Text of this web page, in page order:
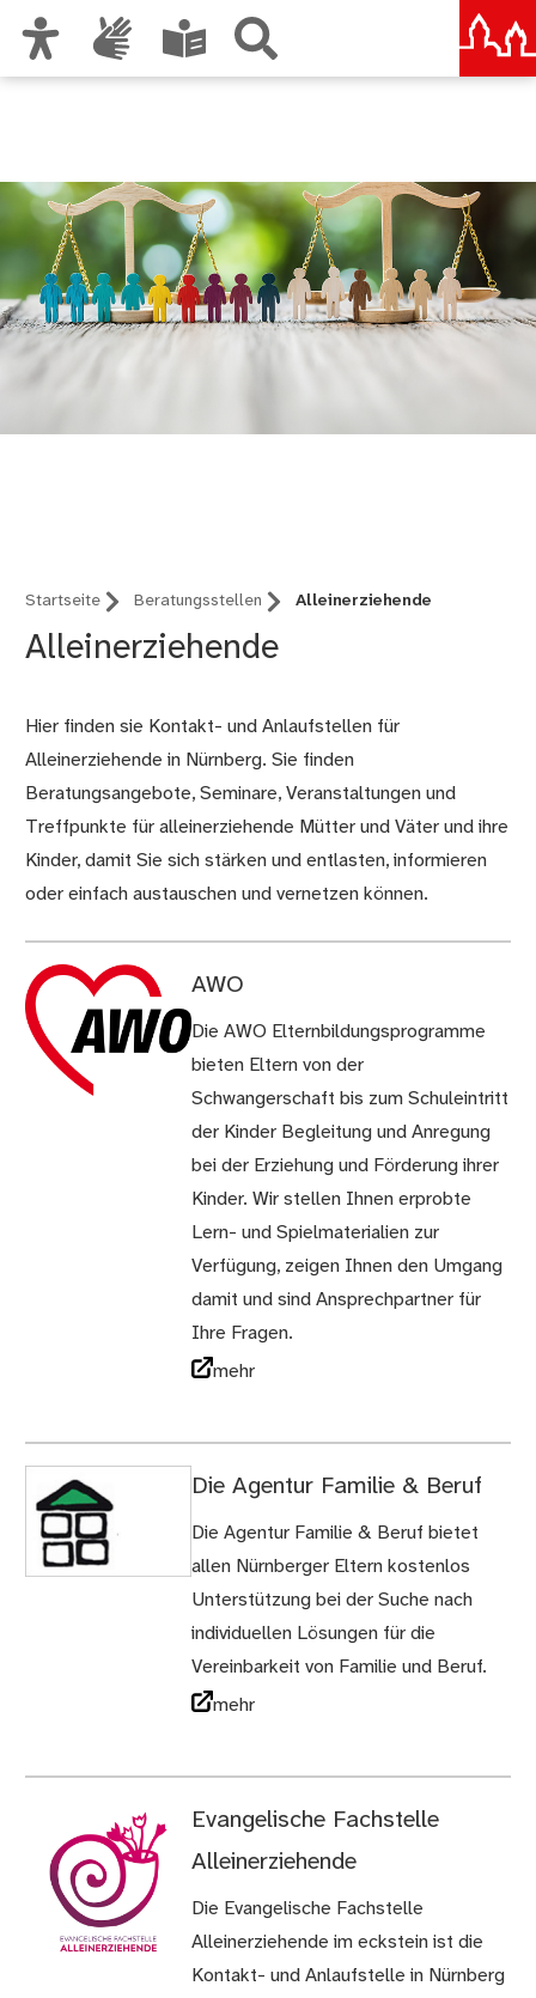
Startseite Beratungsstellen Alleinerziehende
Alleinerziehende
Hier finden sie Kontakt- und Anlaufstellen für
Alleinerziehende in Nürnberg. Sie finden
Beratungsangebote, Seminare, Veranstaltungen und
Treffpunkte für alleinerziehende Mütter und Väter und ihre
Kinder, damit Sie sich stärken und entlasten, informieren
oder einfach austauschen und vernetzen können.
AWO
Die AWO Elternbildungsprogramme
bieten Eltern von der
Schwangerschaft bis zum Schuleintritt
der Kinder Begleitung und Anregung
bei der Erziehung und Förderung ihrer
Kinder. Wir stellen Ihnen erprobte
Lern- und Spielmaterialien zur
Verfügung, zeigen Ihnen den Umgang
damit und sind Ansprechpartner für
Ihre Fragen.
mehr
Die Agentur Familie & Beruf
Die Agentur Familie & Beruf bietet
allen Nürnberger Eltern kostenlos
Unterstützung bei der Suche nach
individuellen Lösungen für die
Vereinbarkeit von Familie und Beruf.
mehr
Evangelische Fachstelle
Alleinerziehende
Die Evangelische Fachstelle
Alleinerziehende im eckstein ist die
Kontakt- und Anlaufstelle in Nürnberg